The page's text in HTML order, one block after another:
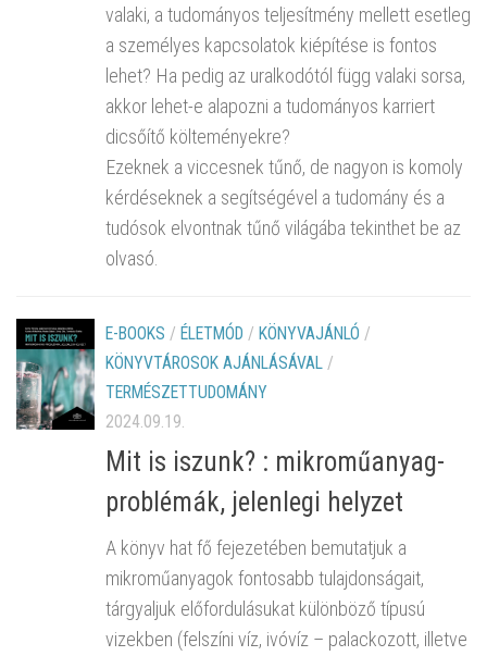
valaki, a tudományos teljesítmény mellett esetleg
a személyes kapcsolatok kiépítése is fontos
lehet? Ha pedig az uralkodótól függ valaki sorsa,
akkor lehet-e alapozni a tudományos karriert
dicsőítő költeményekre?
Ezeknek a viccesnek tűnő, de nagyon is komoly
kérdéseknek a segítségével a tudomány és a
tudósok elvontnak tűnő világába tekinthet be az
olvasó.
E-BOOKS / ÉLETMÓD / KÖNYVAJÁNLÓ /
KÖNYVTÁROSOK AJÁNLÁSÁVAL /
TERMÉSZETTUDOMÁNY
2024.09.19.
Mit is iszunk? : mikroműanyag-
problémák, jelenlegi helyzet
A könyv hat fő fejezetében bemutatjuk a
mikroműanyagok fontosabb tulajdonságait,
tárgyaljuk előfordulásukat különböző típusú
vizekben (felszíni víz, ivóvíz – palackozott, illetve